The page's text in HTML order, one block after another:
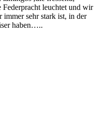
Federpracht leuchtet und wir
immer sehr stark ist, in der
haben…..